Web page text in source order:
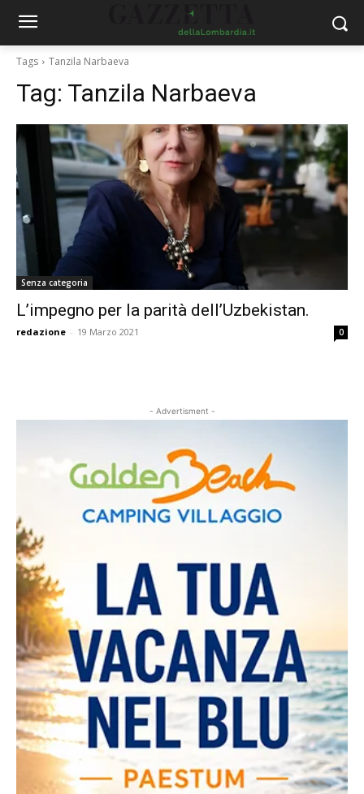
Tags Tanzila Narbaeva
Tag: Tanzila Narbaeva
Senza categoria
L’impegno per la parità dell’Uzbekistan.
redazione - 19 Marzo 2021 0
- Advertisment -